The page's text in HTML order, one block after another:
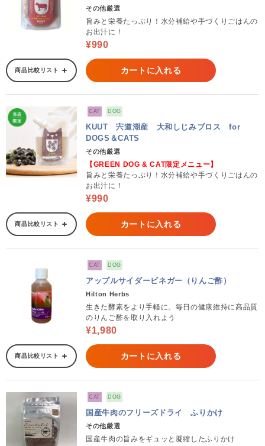
その他厳選
旨みと栄養たっぷり！水分補給や手づくりごはんの
お出汁に！
¥990
商品比較リスト カートに入れる
CAT DOG
KUUT 宍道湖産 大和しじみブロス for
DOGS＆CATS
その他厳選
【GREEN DOG & CAT限定メニュー】
旨みと栄養たっぷり！水分補給や手づくりごはんの
お出汁に！
¥990
商品比較リスト カートに入れる
CAT DOG
アップルサイダービネガー（りんご酢）
Hilton Herbs
生きた酵素をより手軽に。毎日の健康維持に高品質
のりんご酢を取り入れよう
¥1,980
商品比較リスト カートに入れる
CAT DOG
国産牛肉のフリーズドライ ふりかけ
その他厳選
国産牛肉の旨みをギュッと凝縮したふりかけ